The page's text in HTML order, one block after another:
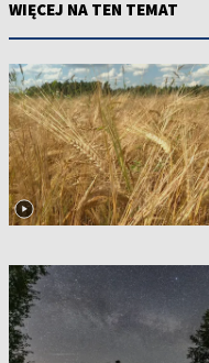
WIĘCEJ NA TEN TEMAT